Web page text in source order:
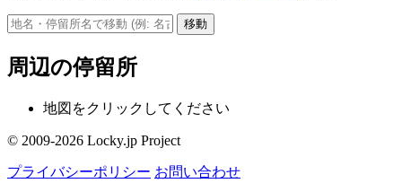
移動
周辺の停留所
地図をクリックしてください
© 2009-2026 Locky.jp Project
プライバシーポリシー お問い合わせ